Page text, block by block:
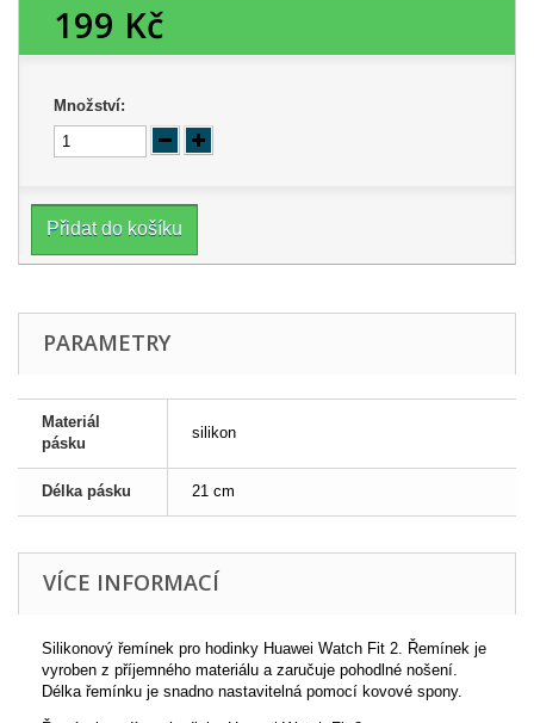
199 Kč
Množství:
Přidat do košíku
PARAMETRY
Materiál
pásku
silikon
Délka pásku 21 cm
VÍCE INFORMACÍ
Silikonový řemínek pro hodinky Huawei Watch Fit 2. Řemínek je
vyroben z příjemného materiálu a zaručuje pohodlné nošení.
Délka řemínku je snadno nastavitelná pomocí kovové spony.